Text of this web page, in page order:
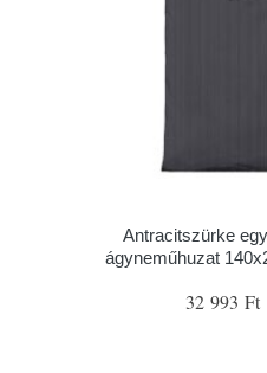
Antracitszürke
ágyneműhuzat
32 993 Ft